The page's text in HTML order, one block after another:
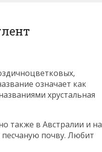
означает как
хрустальная
также в Австралии и на
почву. Любит